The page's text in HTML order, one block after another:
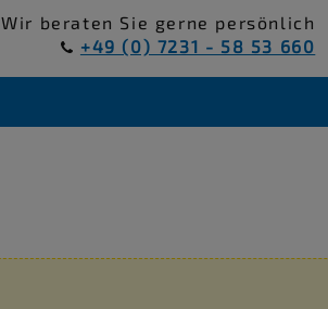
Wir beraten Sie gerne persönlich
+49 (0) 7231 - 58 53 660